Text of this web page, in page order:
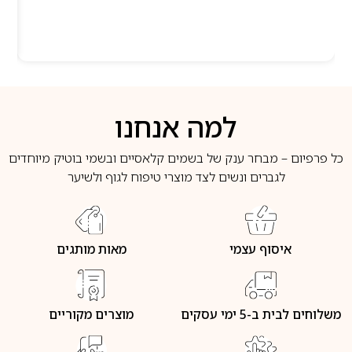
למה אנחנו
כל פרפיום – מבחר ענק של בשמים קלאסיים ובשמי בוטיק מיוחדים
לגברים ונשים לצד מוצרי טיפוח לגוף ולשיער
איסוף עצמי מאות מותגים
משלוחים לבית ב-5 ימי עסקים מוצרים מקוריים